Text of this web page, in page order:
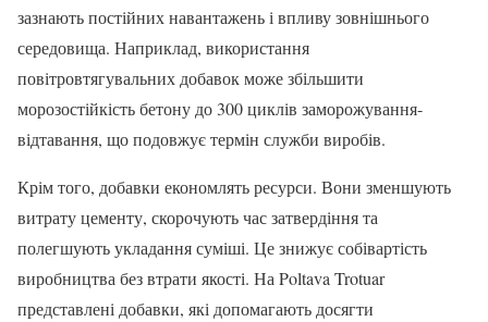
зазнають постійних навантажень і впливу зовнішнього
середовища. Наприклад, використання
повітровтягувальних добавок може збільшити
морозостійкість бетону до 300 циклів заморожування-
відтавання, що подовжує термін служби виробів.
Крім того, добавки економлять ресурси. Вони зменшують
витрату цементу, скорочують час затвердіння та
полегшують укладання суміші. Це знижує собівартість
виробництва без втрати якості. На Poltava Trotuar
представлені добавки, які допомагають досягти